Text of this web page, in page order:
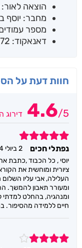
הוצאה לאור:
מחבר: יוסף
מספר עמודים:
דאנאקוד: 1272-2372
חוות דעת על
4.6/5 דירוג
5
נפתלי חכים
2 ביולי 2024
יוסי , כל הכבוד ,כתבת
ציורית ומוחשית את
העלילה, אבי עליו
ומעורר תאבון להמשך.
ומנהגיה, בהחלט
חיים ללמידה מהסיפור.
4